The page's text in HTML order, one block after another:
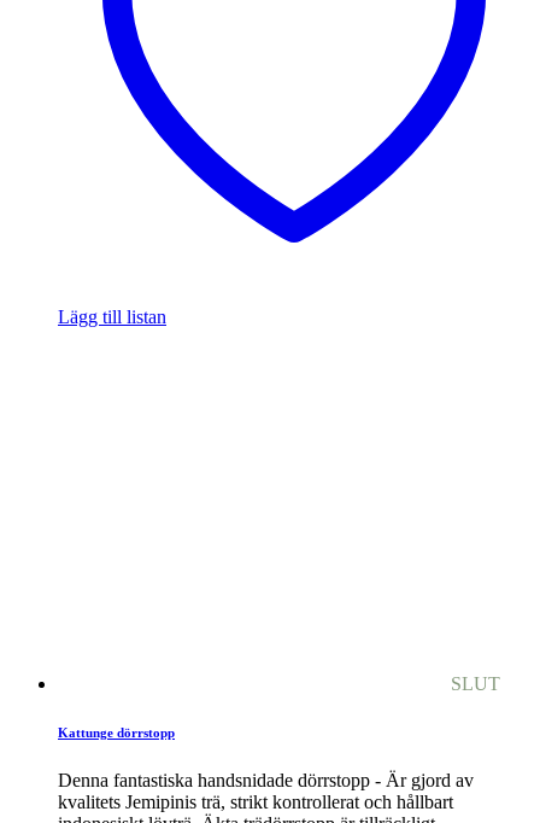
Lägg till listan
SLUT
Kattunge dörrstopp
Denna fantastiska handsnidade dörrstopp - Är gjord av
kvalitets Jemipinis trä, strikt kontrollerat och hållbart